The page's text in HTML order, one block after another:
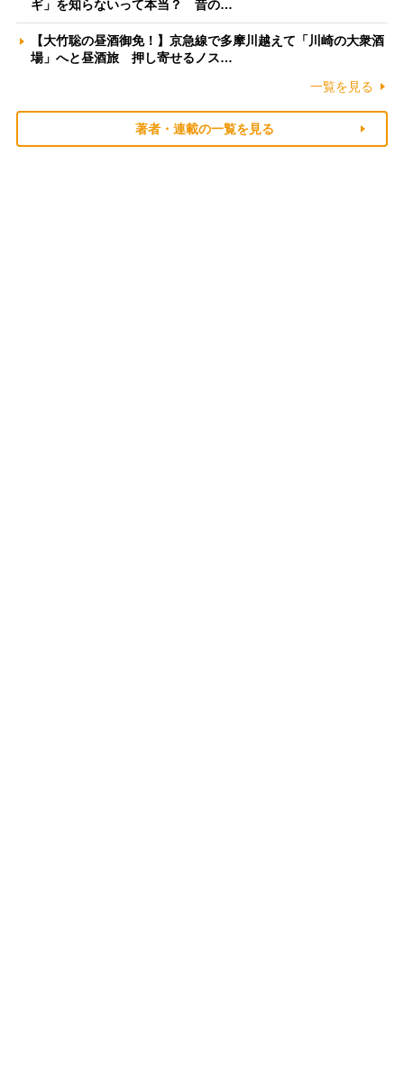
ギ」を知らないって本当？ 昔の…
【大竹聡の昼酒御免！】京急線で多摩川越えて「川崎の大衆酒
場」へと昼酒旅 押し寄せるノス…
一覧を見る
著者・連載の一覧を見る